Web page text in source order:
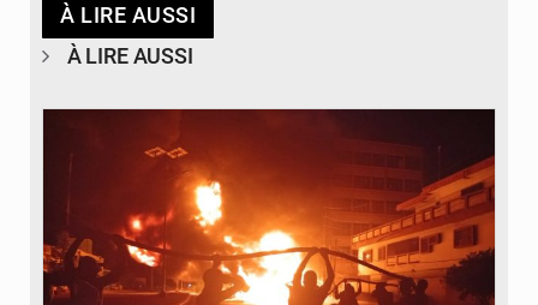
À LIRE AUSSI
À LIRE AUSSI